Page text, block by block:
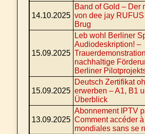
14.10.2025
Band of Gold – Der
von dee jay
Brug
15.09.2025
Leb wohl Berliner
Audiodeskription! –
nachhaltige
Berliner
15.09.2025
Deutsch Zertifikat
erwerben – A1, B1
Überblick
13.09.2025
Abonnement IPTV
Comment accéder
mondiales sans se